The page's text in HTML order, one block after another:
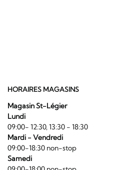
HORAIRES MAGASINS
Magasin St-Légier
Lundi
09:00- 12:30, 13:30 - 18:30
Mardi - Vendredi
09:00-18:30 non-stop
Samedi